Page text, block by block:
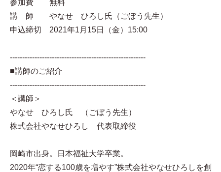
参加費 無料
講 師 やなせ ひろし氏（ごぼう先生）
申込締切 2021年1月15日（金）15:00
-------------------------------------------------------
■講師のご紹介
-------------------------------------------------------
＜講師＞
やなせ ひろし氏 （ごぼう先生）
株式会社やなせひろし 代表取締役
岡崎市出身。日本福祉大学卒業。
2020年“恋する100歳を増やす”株式会社やなせひろしを創